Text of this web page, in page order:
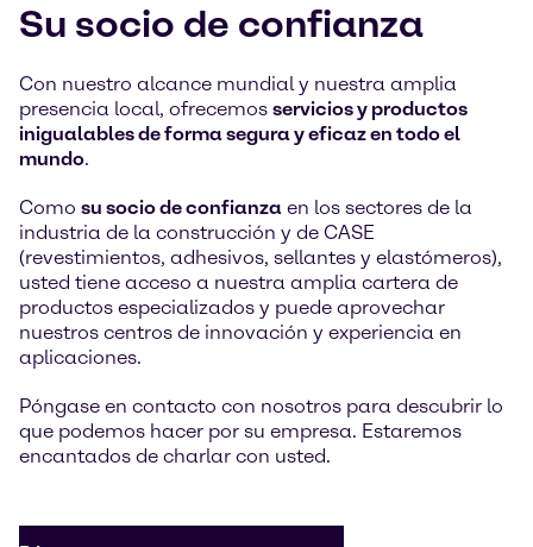
Su socio de confianza
Con nuestro alcance mundial y nuestra amplia
presencia local, ofrecemos servicios y productos
inigualables de forma segura y eficaz en todo el
mundo.
Como su socio de confianza en los sectores de la
industria de la construcción y de CASE
(revestimientos, adhesivos, sellantes y elastómeros),
usted tiene acceso a nuestra amplia cartera de
productos especializados y puede aprovechar
nuestros centros de innovación y experiencia en
aplicaciones.
Póngase en contacto con nosotros para descubrir lo
que podemos hacer por su empresa. Estaremos
encantados de charlar con usted.